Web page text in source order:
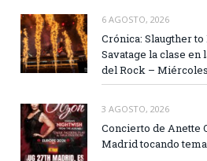
6 AGOSTO, 2026
Crónica: Slaugther
Savatage la clase en
del Rock –
3 AGOSTO, 2026
Concierto de Anette
Madrid tocando